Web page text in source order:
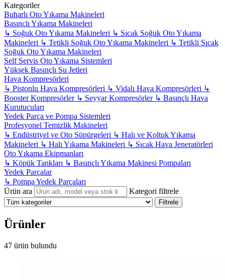
Kategoriler
Buharlı Oto Yıkama Makineleri
Basınçlı Yıkama Makineleri
↳ Soğuk Oto Yıkama Makineleri ↳ Sıcak Soğuk Oto Yıkama
Makineleri ↳ Tetikli Soğuk Oto Yıkama Makineleri ↳ Tetikli Sıcak
Soğuk Oto Yıkama Makineleri
Self Servis Oto Yıkama Sistemleri
Yüksek Basınçlı Su Jetleri
Hava Kompresörleri
↳ Pistonlu Hava Kompresörleri ↳ Vidalı Hava Kompresörleri ↳
Booster Kompresörler ↳ Seyyar Kompresörler ↳ Basınçlı Hava
Kurutucuları
Yedek Parça ve Pompa Sistemleri
Profesyonel Temizlik Makineleri
↳ Endüstriyel ve Oto Süpürgeleri ↳ Halı ve Koltuk Yıkama
Makineleri ↳ Halı Yıkama Makineleri ↳ Sıcak Hava Jeneratörleri
Oto Yıkama Ekipmanları
↳ Köpük Tankları ↳ Basınçlı Yıkama Makinesi Pompaları
Yedek Parçalar
↳ Pompa Yedek Parçaları
Ürün ara
Kategori filtrele
Filtrele
Ürünler
47 ürün bulundu